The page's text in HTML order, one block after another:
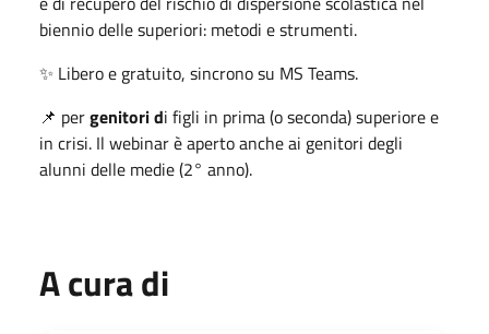
biennio delle superiori: metodi e strumenti.
✨ Libero e gratuito, sincrono su MS Teams.
📌 pergenitori di figli in prima (o seconda) superiore e
in crisi. Il webinar è aperto anche ai genitori degli
alunni delle medie (2° anno).
A cura di